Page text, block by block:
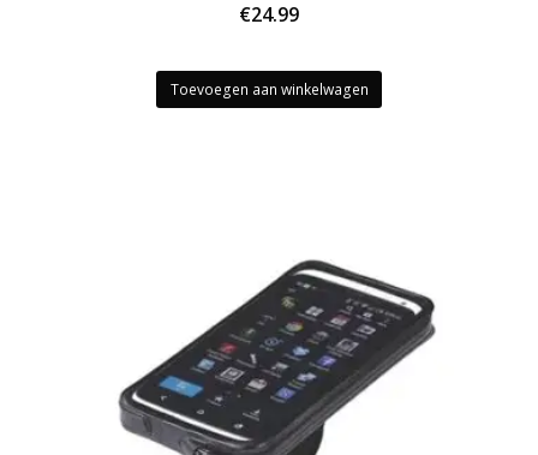
€24.99
Toevoegen aan winkelwagen